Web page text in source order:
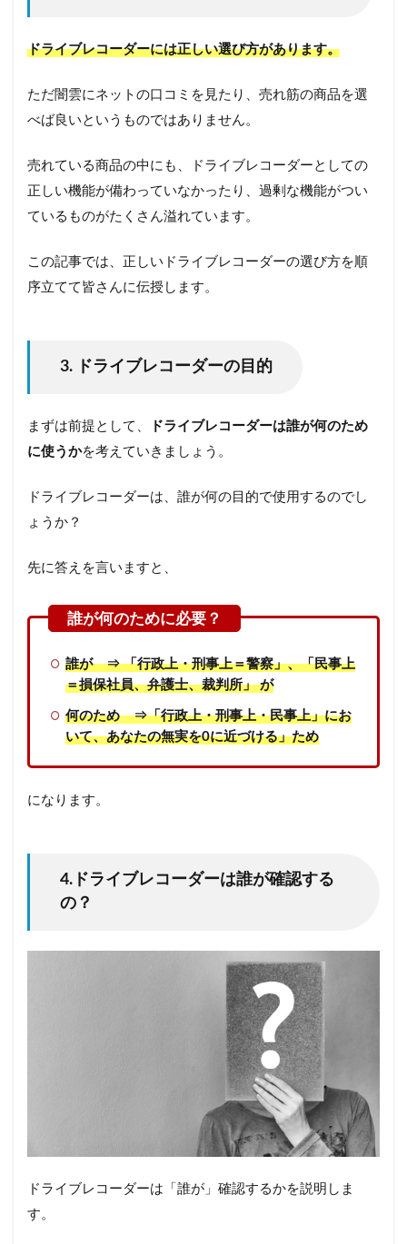
ドライブレコーダーには正しい選び方があります。
ただ闇雲にネットの口コミを見たり、売れ筋の商品を選
べば良いというものではありません。
売れている商品の中にも、ドライブレコーダーとしての
正しい機能が備わっていなかったり、過剰な機能がつい
ているものがたくさん溢れています。
この記事では、正しいドライブレコーダーの選び方を順
序立てて皆さんに伝授します。
3. ドライブレコーダーの目的
まずは前提として、
ドライブレコーダーは誰が何のため
に使うかを考えていきましょう。
ドライブレコーダーは、誰が何の目的で使用するのでし
ょうか？
先に答えを言いますと、
誰が ⇒ 「行政上・刑事上＝警察」、「民事上
＝損保社員、弁護士、裁判所」 が
何のため ⇒「行政上・刑事上・民事上」にお
いて、あなたの無実を0に近づける」ため
になります。
4.ドライブレコーダーは誰が確認する
の？
ドライブレコーダーは「誰が」確認するかを説明しま
す。